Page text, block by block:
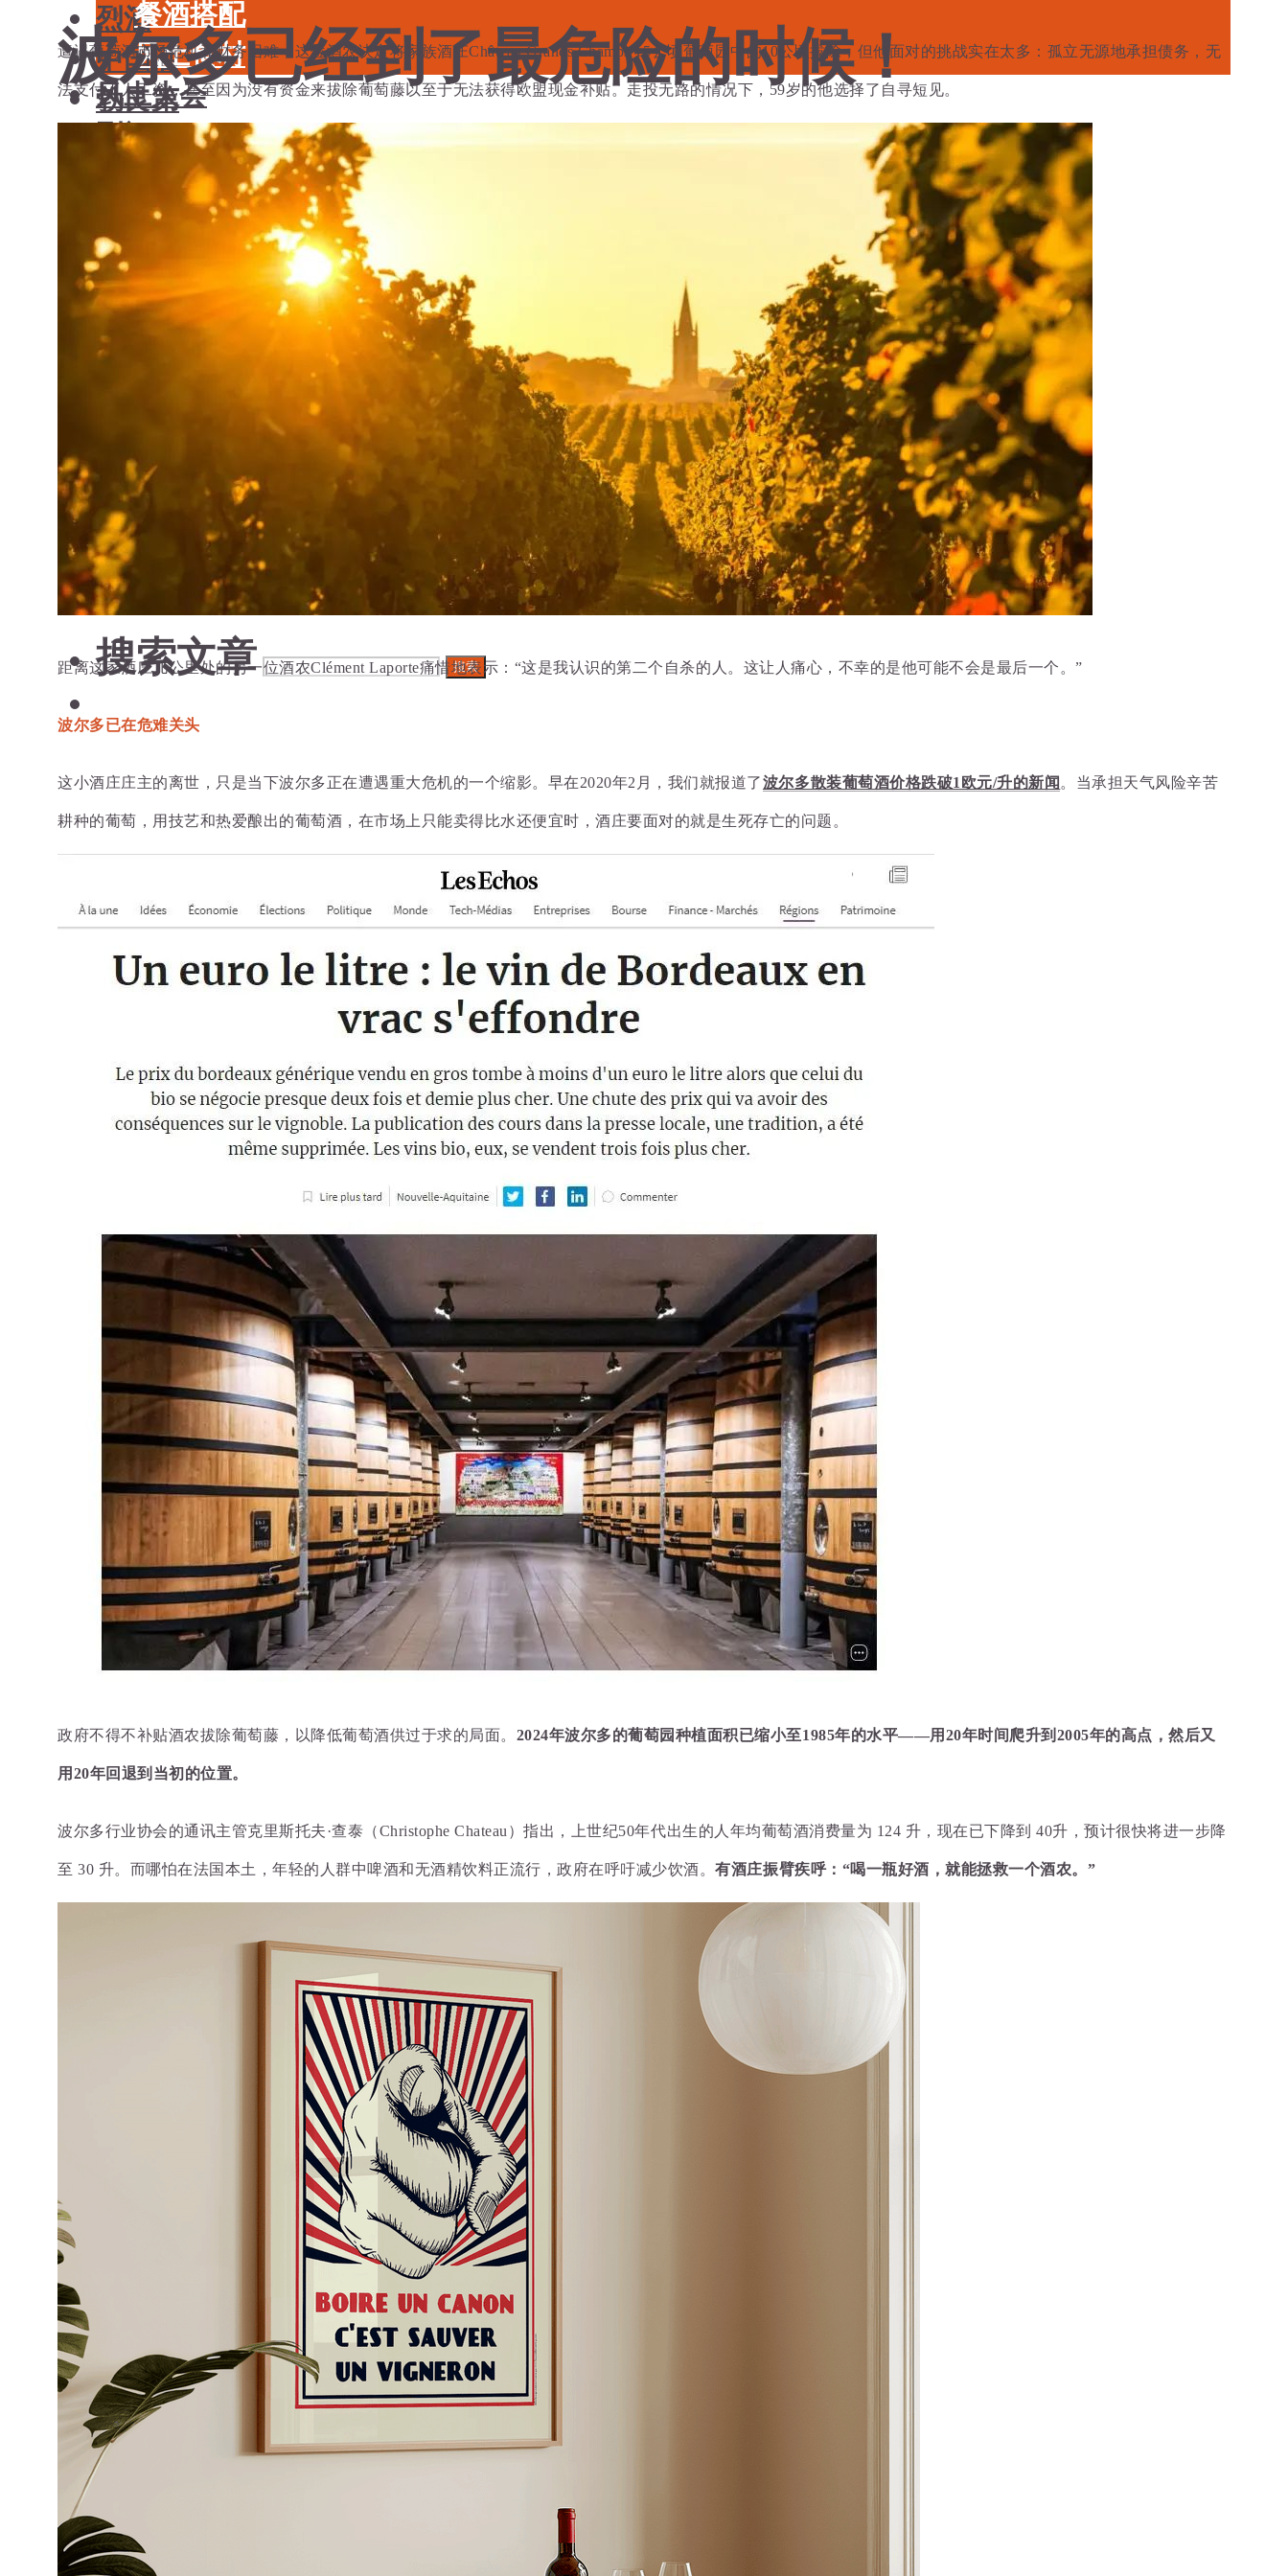
烈酒
中国酒
勃艮第
波尔多
意大利
德国
澳大利亚-新西兰
日本清酒
搜索文章 搜索
搜索文章
餐酒搭配
风土食材
风土大会
烈酒
勃艮第
波尔多
香槟
意大利
澳大利亚-新西兰
日本清酒
搜索文章
搜索文章 搜索
波尔多已经到了最危险的时候！
知味君 1 分钟阅读2025年6月30日
遭遇葡萄酒市场危机和财务困难，这位酒农决定将家族酒庄Château Grands Champs 15公顷葡萄园中的10公顷拔除，但他面对的挑战实在太多： 孤立无源地承担债务，无
法支付工人工资，甚至因为没有资金来拔除葡萄藤以至于无法获得欧盟现金补贴。走投无路的情况下，59岁的他选择了自寻短见。
距离这家酒庄几公里处的另一位酒农Clément Laporte痛惜地表示：“这是我认识的第二个自杀的人。这让人痛心，不幸的是他可能不会是最后一个。”
波尔多已在危难关头
这小酒庄庄主的离世，只是当下波尔多正在遭遇重大危机的一个缩影。早在2020年2月，我们就报道了波尔多散装葡萄酒价格跌破1欧元/升的新闻 。当承担天气风险辛苦
耕种的葡萄，用技艺和热爱酿出的葡萄酒，在市场上只能卖得比水还便宜时，酒庄要面对的就是生死存亡的问题。
政府不得不补贴酒农拔除葡萄藤，以降低葡萄酒供过于求的局面。 2024年波尔多的葡萄园种植面积已缩小至1985年的水平——用20年时间爬升到2005年的高点，然后又
用20年回退到当初的位置。
波尔多行业协会的通讯主管克里斯托夫·查泰（Christophe Chateau）指出，上世纪50年代出生的人年均葡萄酒消费量为 124 升，现在已下降到 40升，预计很快将进一步降
至 30 升。 而哪怕在法国本土，年轻的人群中啤酒和无酒精饮料正流行，政府在呼吁减少饮酒。有酒庄振臂疾呼：“喝一瓶好酒，就能拯救一个酒农。”